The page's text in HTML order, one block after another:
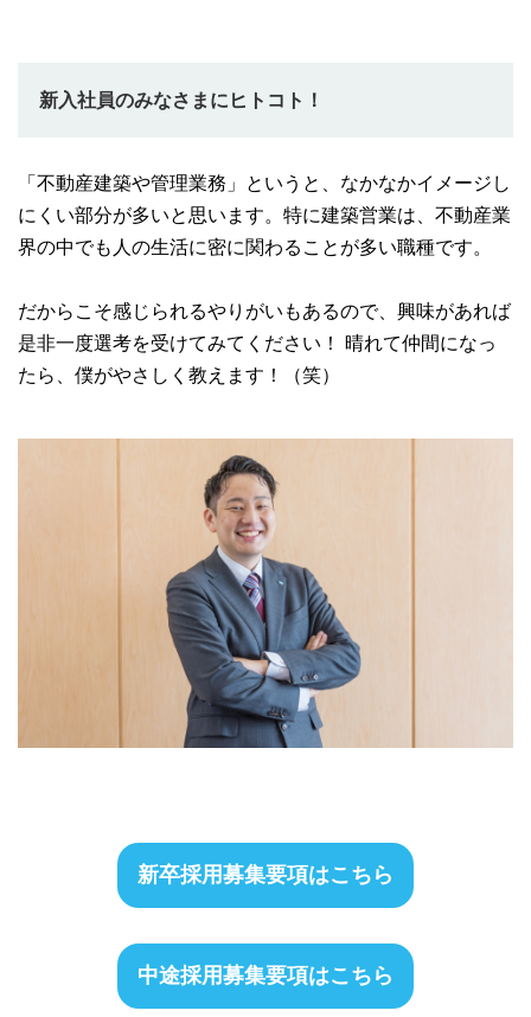
新入社員のみなさまにヒトコト！
「不動産建築や管理業務」というと、なかなかイメージし
にくい部分が多いと思います。特に建築営業は、不動産業
界の中でも人の生活に密に関わることが多い職種です。
だからこそ感じられるやりがいもあるので、興味があれば
是非一度選考を受けてみてください！ 晴れて仲間になっ
たら、僕がやさしく教えます！（笑）
新卒採用募集要項はこちら
中途採用募集要項はこちら